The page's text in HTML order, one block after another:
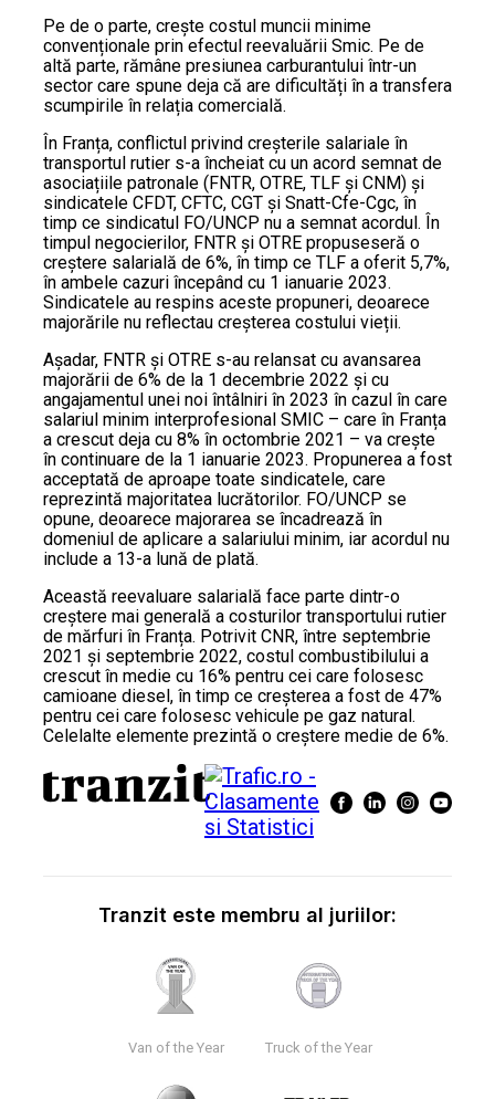
Pe de o parte, crește costul muncii minime
convenționale prin efectul reevaluării Smic. Pe de
altă parte, rămâne presiunea carburantului într-un
sector care spune deja că are dificultăți în a transfera
scumpirile în relația comercială.
În Franța, conflictul privind creșterile salariale în
transportul rutier s-a încheiat cu un acord semnat de
asociațiile patronale (FNTR, OTRE, TLF și CNM) și
sindicatele CFDT, CFTC, CGT și Snatt-Cfe-Cgc, în
timp ce sindicatul FO/UNCP nu a semnat acordul. În
timpul negocierilor, FNTR și OTRE propuseseră o
creștere salarială de 6%, în timp ce TLF a oferit 5,7%,
în ambele cazuri începând cu 1 ianuarie 2023.
Sindicatele au respins aceste propuneri, deoarece
majorările nu reflectau creșterea costului vieții.
Așadar, FNTR și OTRE s-au relansat cu avansarea
majorării de 6% de la 1 decembrie 2022 și cu
angajamentul unei noi întâlniri în 2023 în cazul în care
salariul minim interprofesional SMIC – care în Franța
a crescut deja cu 8% în octombrie 2021 – va crește
în continuare de la 1 ianuarie 2023. Propunerea a fost
acceptată de aproape toate sindicatele, care
reprezintă majoritatea lucrătorilor. FO/UNCP se
opune, deoarece majorarea se încadrează în
domeniul de aplicare a salariului minim, iar acordul nu
include a 13-a lună de plată.
Această reevaluare salarială face parte dintr-o
creștere mai generală a costurilor transportului rutier
de mărfuri în Franța. Potrivit CNR, între septembrie
2021 și septembrie 2022, costul combustibilului a
crescut în medie cu 16% pentru cei care folosesc
camioane diesel, în timp ce creșterea a fost de 47%
pentru cei care folosesc vehicule pe gaz natural.
Celelalte elemente prezintă o creștere medie de 6%.
Tranzit este membru al juriilor:
Van of the Year Truck of the Year